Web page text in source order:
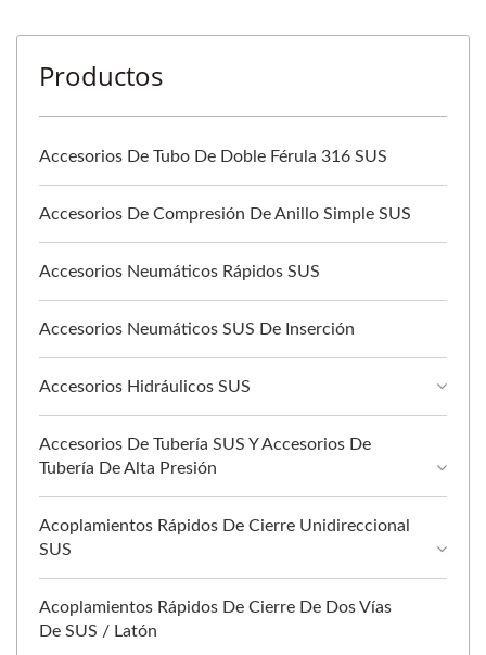
Productos
Accesorios De Tubo De Doble Férula 316 SUS
Accesorios De Compresión De Anillo Simple SUS
Accesorios Neumáticos Rápidos SUS
Accesorios Neumáticos SUS De Inserción
Accesorios Hidráulicos SUS
Accesorios De Tubería SUS Y Accesorios De
Tubería De Alta Presión
Acoplamientos Rápidos De Cierre Unidireccional
SUS
Acoplamientos Rápidos De Cierre De Dos Vías
De SUS / Latón